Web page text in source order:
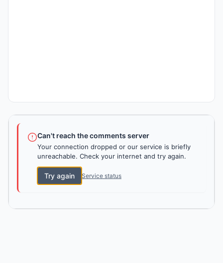
Can't reach the comments server
Your connection dropped or our service is briefly
unreachable. Check your internet and try again.
Try again Service status